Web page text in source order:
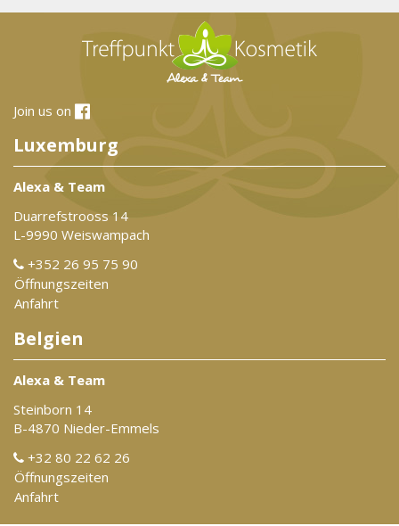
Join us on
Luxemburg
Alexa & Team
Duarrefstrooss 14
L-9990 Weiswampach
+352 26 95 75 90
Öffnungszeiten
Anfahrt
Belgien
Alexa & Team
Steinborn 14
B-4870 Nieder-Emmels
+32 80 22 62 26
Öffnungszeiten
Anfahrt